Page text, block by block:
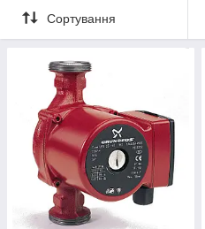
Сортування